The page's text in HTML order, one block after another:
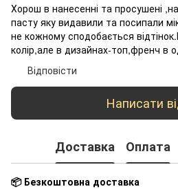
Хорош в нанесенні та просушені
пасту яку видавили та посипали
не кожному сподобається
колір,але в дизайнах-топ,френч в
Відповісти
Написати
Доставка Оплата
📦 Безкоштовна доставка